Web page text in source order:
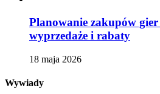
Planowanie zakupów
wyprzedaże i rabaty
18 maja 2026
Wywiady